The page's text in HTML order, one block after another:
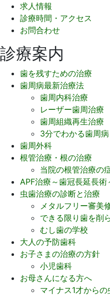
求人情報
診療時間・アクセス
お問合わせ
診療案内
歯を残すための治療
歯周病最新治療法
歯周内科治療
レーザー歯周治療
歯周組織再生治療
3分でわかる歯周病
歯周外科
根管治療・根の治療
当院の根管治療の
APF治療～歯冠長延長術
虫歯治療の診断と治療
メタルフリー審美
できる限り歯を削
むし歯の学校
大人の予防歯科
お子さまの治療の方針
小児歯科
お母さんになる方へ
マイナス1才から